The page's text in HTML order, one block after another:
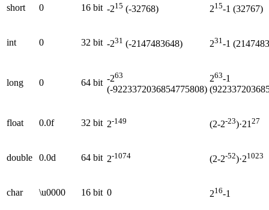
short 0 16 bit -215 (-32768) 215-1 (32767)
int 0 32 bit -231 (-2147483648) 231 -1
long 0 64 bit -263
(-9223372036854775808)
263-1
float 0.0f 32 bit 2-149 (2-2-23)·21 27
double 0.0d 64 bit 2-1074 (2-2-52)·21023
char \u0000 16 bit 0 216-1